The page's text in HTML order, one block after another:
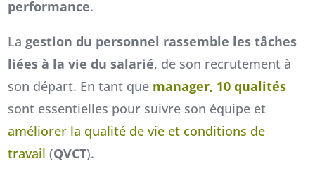
performance.
Lagestion du personnel rassemble les tâches
liées à la vie du salarié, de son recrutement à
son départ. En tant que manager, 10 qualités
sont essentielles pour suivre son équipe et
améliorer la qualité de vie et conditions de
travail (QVCT).